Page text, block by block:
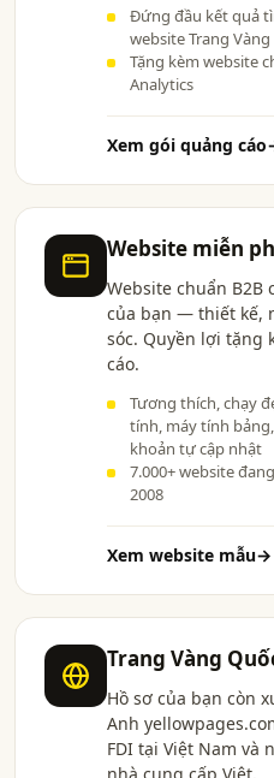
Đứng đầu kết quả
website Trang Vàng
Tặng kèm website
Analytics
Xem gói quảng cáo
Website miễn
Website chuẩn
của bạn — thiết kế,
sóc. Quyền lợi tặng
cáo.
Tương thích, chạy
tính, máy tính
khoản tự cập nhật
7.000+ website
2008
Xem website mẫu→
Trang Vàng
Hồ sơ của bạn còn
Anh
FDI tại Việt Nam và
nhà cung cấp Việt.